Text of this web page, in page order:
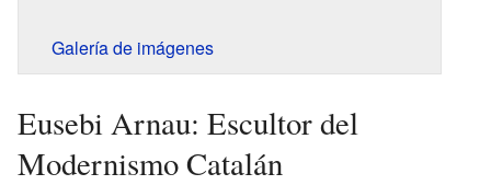
Galería de imágenes
Eusebi Arnau: Escultor del
Modernismo Catalán